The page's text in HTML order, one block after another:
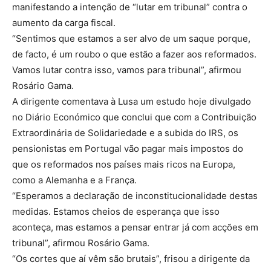
manifestando a intenção de “lutar em tribunal” contra o
aumento da carga fiscal.
“Sentimos que estamos a ser alvo de um saque porque,
de facto, é um roubo o que estão a fazer aos reformados.
Vamos lutar contra isso, vamos para tribunal”, afirmou
Rosário Gama.
A dirigente comentava à Lusa um estudo hoje divulgado
no Diário Económico que conclui que com a Contribuição
Extraordinária de Solidariedade e a subida do IRS, os
pensionistas em Portugal vão pagar mais impostos do
que os reformados nos países mais ricos na Europa,
como a Alemanha e a França.
“Esperamos a declaração de inconstitucionalidade destas
medidas. Estamos cheios de esperança que isso
aconteça, mas estamos a pensar entrar já com acções em
tribunal”, afirmou Rosário Gama.
“Os cortes que aí vêm são brutais”, frisou a dirigente da